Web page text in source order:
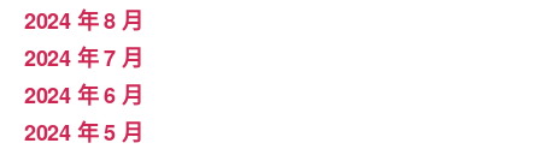
2024 年 8 月
2024 年 7 月
2024 年 6 月
2024 年 5 月